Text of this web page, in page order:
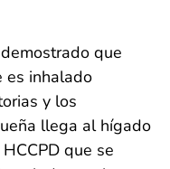
que
es inhalado
y los
llega al hígado
que se